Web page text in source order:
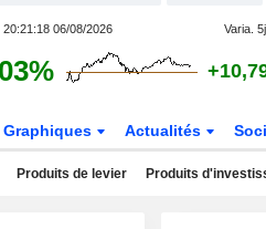
20:21:18 06/08/2026 Varia. 5j.
Graphiques Actualités
Produits de levier Produits